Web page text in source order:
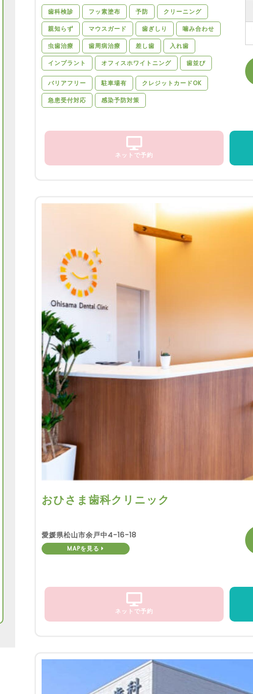
歯科検診 フッ素塗布 予防 クリーニング
親知らず マウスガード 歯ぎしり 噛み合わせ
虫歯治療 歯周病治療 差し歯 入れ歯
インプラント オフィスホワイトニング 歯並び
バリアフリー 駐車場有 クレジットカードOK
急患受付対応 感染予防対策
ネットで予約
おひさま歯科クリニック
愛媛県松山市余戸中4-16-18
MAPを見る
ネットで予約